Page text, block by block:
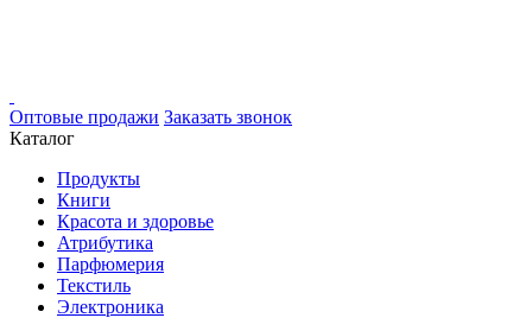
Оптовые продажи Заказать звонок
Каталог
Продукты
Книги
Красота и здоровье
Атрибутика
Парфюмерия
Текстиль
Электроника